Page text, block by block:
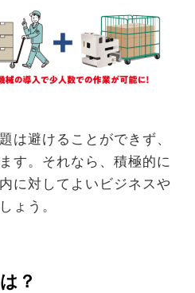
は避けることができず、
す。それなら、積極的に
に対してよいビジネスや
ょう。
？